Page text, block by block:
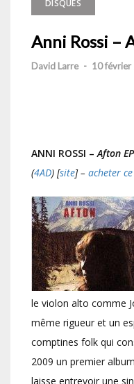
DISQUES
Anni Rossi –
David Larre - 10 février
ANNI ROSSI –Afton EP
(4AD) [site] – acheter
le violon alto comme
même rigueur et un
comptines folk qui
2009 un premier
laisse entrevoir une